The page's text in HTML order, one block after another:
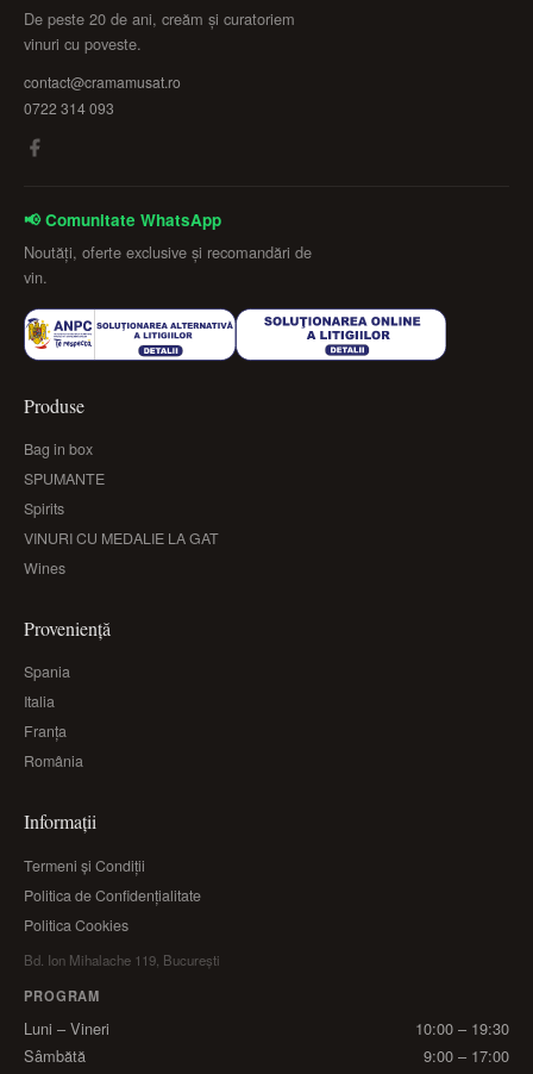
De peste 20 de ani, creăm și curatoriem
vinuri cu poveste.
contact@cramamusat.ro
0722 314 093
📢 Comunitate WhatsApp
Noutăți, oferte exclusive și recomandări de
vin.
Produse
Bag in box
SPUMANTE
Spirits
VINURI CU MEDALIE LA GAT
Wines
Proveniență
Spania
Italia
Franța
România
Informații
Termeni și Condiții
Politica de Confidențialitate
Politica Cookies
Bd. Ion Mihalache 119, București
PROGRAM
Luni – Vineri
10:00 – 19:30
Sâmbătă
9:00 – 17:00